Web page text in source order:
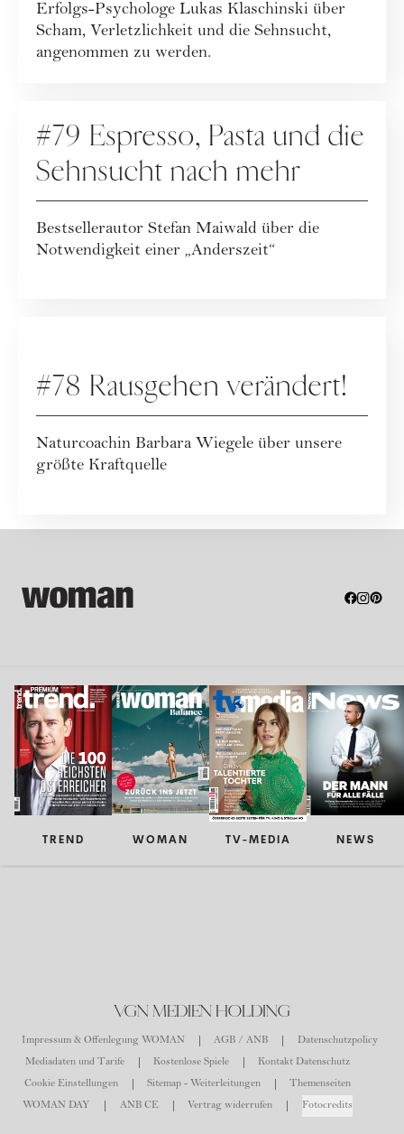
Erfolgs-Psychologe Lukas Klaschinski über
Scham, Verletzlichkeit und die Sehnsucht,
angenommen zu werden.
#79 Espresso, Pasta und die
Sehnsucht nach mehr
Bestsellerautor Stefan Maiwald über die
Notwendigkeit einer „Anderszeit“
#78 Rausgehen verändert!
Naturcoachin Barbara Wiegele über unsere
größte Kraftquelle
TREND WOMAN TV-MEDIA NEWS
VGN MEDIEN HOLDING
Impressum & Offenlegung WOMAN AGB / ANB
Datenschutzpolicy
Mediadaten und Tarife
Kostenlose Spiele
Kontakt Datenschutz
Cookie Einstellungen
Sitemap - Weiterleitungen
Themenseiten
WOMAN DAY
ANB CE Vertrag widerrufen Fotocredits